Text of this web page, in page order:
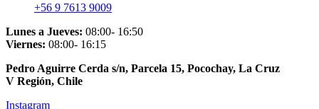
+56 9 7613 9009
Lunes a Jueves: 08:00- 16:50
Viernes: 08:00- 16:15
Pedro Aguirre Cerda s/n, Parcela 15, Pocochay, La Cruz
V Región, Chile
Instagram